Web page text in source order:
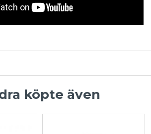
köpte även